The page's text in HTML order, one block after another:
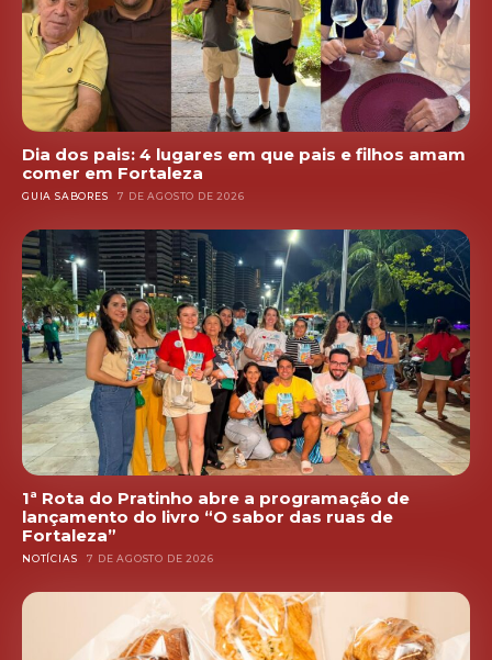
Dia dos pais: 4 lugares em que pais e filhos amam
comer em Fortaleza
GUIA SABORES 7 DE AGOSTO DE 2026
1ª Rota do Pratinho abre a programação de
lançamento do livro “O sabor das ruas de
Fortaleza”
NOTÍCIAS 7 DE AGOSTO DE 2026